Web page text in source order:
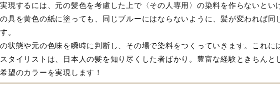
現するには、元の髪色を考慮した上で〈その人専用〉の染料を作らないとい
具を黄色の紙に塗っても、同じブルーにはならないように、髪が変われば同
。
状態や元の色味を瞬時に判断し、その場で染料をつくっていきます。これに
タイリストは、日本人の髪を知り尽くした者ばかり。豊富な経験ときちんと
望のカラーを実現します！